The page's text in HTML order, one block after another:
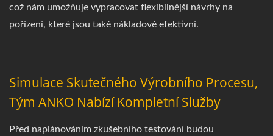
což nám umožňuje vypracovat flexibilnější návrhy na
pořízení, které jsou také nákladově efektivní.
Simulace Skutečného Výrobního Procesu,
Tým ANKO Nabízí Kompletní Služby
Před naplánováním zkušebního testování budou